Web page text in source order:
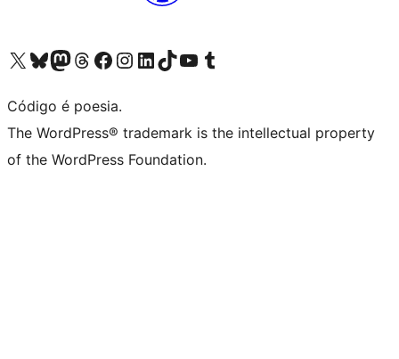
Acessar nossa conta do X (antigo Twitter)
Acessar nossa conta do Bluesky
Acessar nossa conta do Mastodon
Acessar nossa conta do Threads
Acessar nossa página do Facebook
Acessar nossa conta do Instagram
Acessar nossa conta do LinkedIn
Acessar nossa conta do TikTok
Acessar nosso canal do YouTube
Acessar nossa conta no Tumblr
Código é poesia.
The WordPress® trademark is the intellectual property
of the WordPress Foundation.